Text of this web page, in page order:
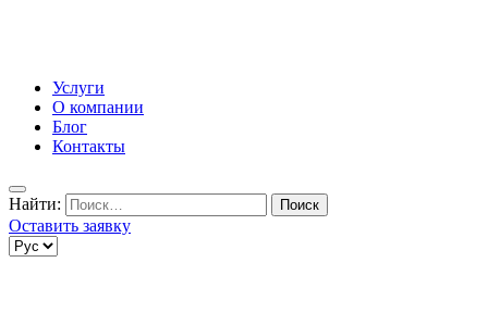
Услуги
О компании
Блог
Контакты
Найти:
Оставить заявку